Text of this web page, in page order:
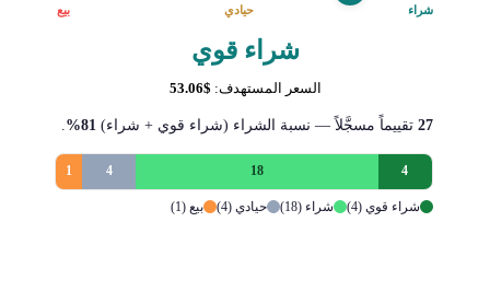
بيع حيادي شراء
شراء قوي
السعر المستهدف: $53.06
27تقييماً مسجَّلاً — نسبة الشراء (شراء قوي + شراء) 81%
.
4
18
4
1
شراء قوي (4) شراء (18) حيادي (4) بيع (1)